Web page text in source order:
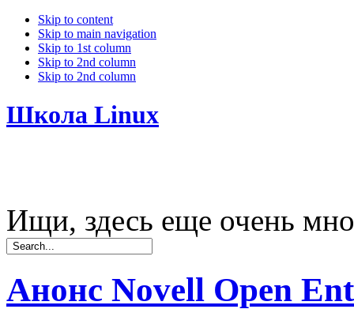
Skip to content
Skip to main navigation
Skip to 1st column
Skip to 2nd column
Skip to 2nd column
Школа Linux
Ищи, здесь еще очень
Анонс Novell Open